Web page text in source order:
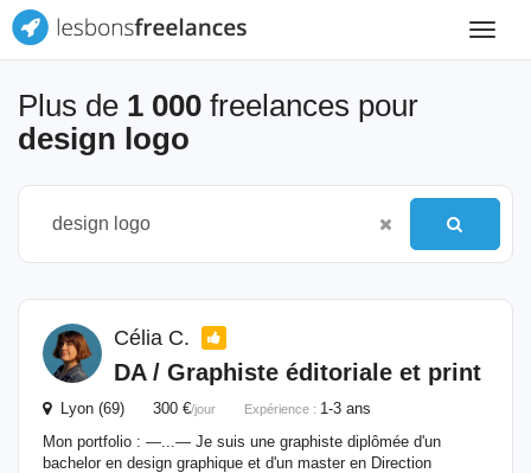
Toggle
Plus de 1 000 freelances pour
design logo
Célia C.
DA / Graphiste éditoriale et print
Lyon (69) 300 €/jour Expérience : 1-3 ans
Mon portfolio : —...— Je suis une graphiste diplômée d'un
bachelor en design graphique et d'un master en Direction